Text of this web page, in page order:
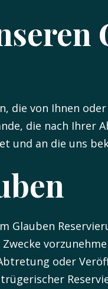
die von Ihnen
die nach Ihrer
an die uns
Glauben
oder